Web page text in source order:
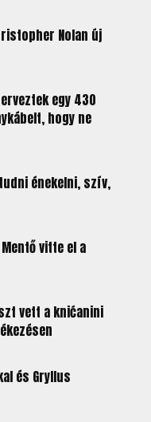
Nolan új
egy 430
hogy ne
énekelni, szív,
vitte el a
vett a knićanini
és Gryllus